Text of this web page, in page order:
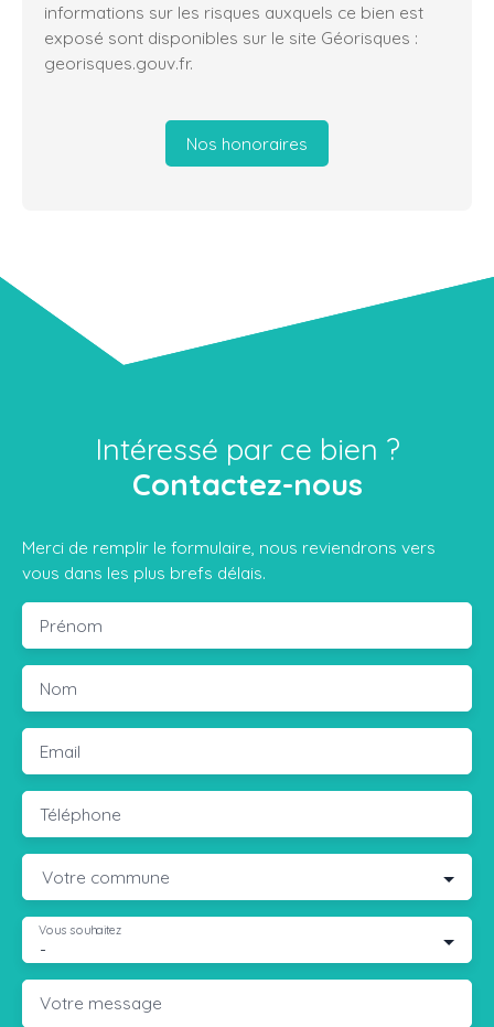
informations sur les risques auxquels ce bien est
exposé sont disponibles sur le site Géorisques :
georisques.gouv.fr.
Nos honoraires
Intéressé par ce bien ?
Contactez-nous
Merci de remplir le formulaire, nous reviendrons vers
vous dans les plus brefs délais.
Prénom
Nom
Email
Téléphone
Votre commune
-
Vous souhaitez
Votre message